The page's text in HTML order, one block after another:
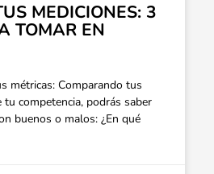
MEDICIONES: 3
TOMAR EN
métricas: Comparando tus
tu competencia, podrás saber
buenos o malos: ¿En qué